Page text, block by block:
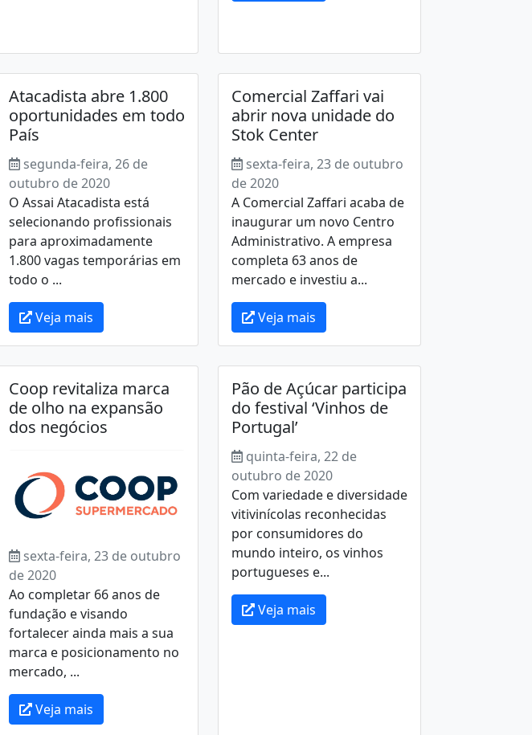
Atacadista abre 1.800
oportunidades em todo
País
segunda-feira, 26 de
outubro de 2020
O Assai Atacadista está
selecionando profissionais
para aproximadamente
1.800 vagas temporárias em
todo o ...
Veja mais
Comercial Zaffari vai
abrir nova unidade do
Stok Center
sexta-feira, 23 de outubro
de 2020
A Comercial Zaffari acaba de
inaugurar um novo Centro
Administrativo. A empresa
completa 63 anos de
mercado e investiu a...
Veja mais
Coop revitaliza marca
de olho na expansão
dos negócios
sexta-feira, 23 de outubro
de 2020
Ao completar 66 anos de
fundação e visando
fortalecer ainda mais a sua
marca e posicionamento no
mercado, ...
Veja mais
Pão de Açúcar participa
do festival ‘Vinhos de
Portugal’
quinta-feira, 22 de
outubro de 2020
Com variedade e diversidade
vitivinícolas reconhecidas
por consumidores do
mundo inteiro, os vinhos
portugueses e...
Veja mais